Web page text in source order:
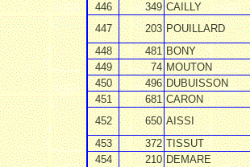
446
349 CAILLY
447
203 POUILLARD
448
481 BONY
449
74 MOUTON
450
496 DUBUISSON
451
681 CARON
452
650 AISSI
453
372 TISSUT
454
210 DEMARE